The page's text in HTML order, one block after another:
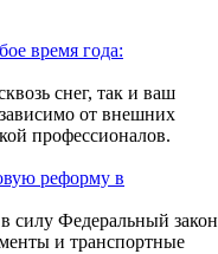
время года:
снег, так и ваш
от внешних
профессионалов.
реформу в
силу Федеральный закон
и транспортные